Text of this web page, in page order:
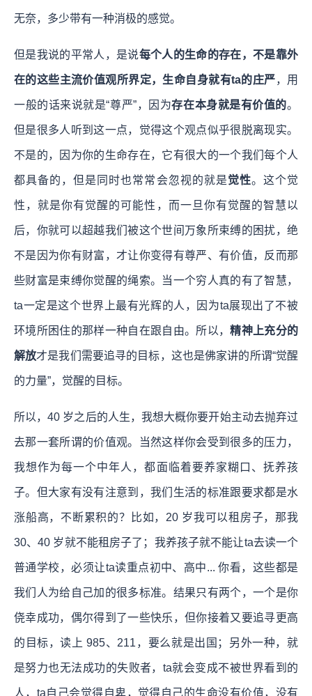
无奈，多少带有一种消极的感觉。
但是我说的平常人，是说每个人的生命的存在，不是靠外
在的这些主流价值观所界定，生命自身就有ta的庄严，用
一般的话来说就是“尊严”，因为存在本身就是有价值的。
但是很多人听到这一点，觉得这个观点似乎很脱离现实。
不是的，因为你的生命存在，它有很大的一个我们每个人
都具备的，但是同时也常常会忽视的就是觉性。这个觉
性，就是你有觉醒的可能性，而一旦你有觉醒的智慧以
后，你就可以超越我们被这个世间万象所束缚的困扰，绝
不是因为你有财富，才让你变得有尊严、有价值，反而那
些财富是束缚你觉醒的绳索。当一个穷人真的有了智慧，
ta一定是这个世界上最有光辉的人，因为ta展现出了不被
环境所困住的那样一种自在跟自由。所以，精神上充分的
解放才是我们需要追寻的目标，这也是佛家讲的所谓“觉醒
的力量”，觉醒的目标。
所以，40 岁之后的人生，我想大概你要开始主动去抛弃过
去那一套所谓的价值观。当然这样你会受到很多的压力，
我想作为每一个中年人，都面临着要养家糊口、抚养孩
子。但大家有没有注意到，我们生活的标准跟要求都是水
涨船高，不断累积的？比如，20 岁我可以租房子，那我
30、40 岁就不能租房子了；我养孩子就不能让ta去读一个
普通学校，必须让ta读重点初中、高中... 你看，这些都是
我们人为给自己加的很多标准。结果只有两个，一个是你
侥幸成功，偶尔得到了一些快乐，但你接着又要追寻更高
的目标，读上 985、211，要么就是出国；另外一种，就
是努力也无法成功的失败者，ta就会变成不被世界看到的
人，ta自己会觉得自卑，觉得自己的生命没有价值，没有